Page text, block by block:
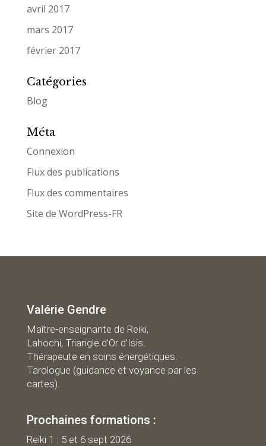
avril 2017
mars 2017
février 2017
Catégories
Blog
Méta
Connexion
Flux des publications
Flux des commentaires
Site de WordPress-FR
Valérie Gendre
Maître-enseignante de Reiki,
Lahochi, Triangle d’Or d’Isis.
Thérapeute en soins énergétiques.
Tarologue (guidance et voyance par les
cartes).
Prochaines formations :
Reiki 1 : 5 et 6 sept 2026